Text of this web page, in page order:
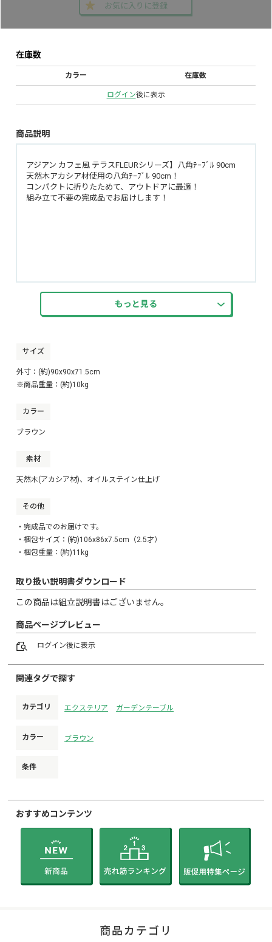
お気に入りに登録
在庫数
カラー 在庫数
ログイン後に表示
商品説明
アジアン カフェ風 テラスFLEURシリーズ】八角ﾃｰﾌﾞﾙ 90cm
天然木アカシア材使用の八角ﾃｰﾌﾞﾙ 90cm！
コンパクトに折りたためて、アウトドアに最適！
組み立て不要の完成品でお届けします！
もっと見る
サイズ
外寸：(約)90x90x71.5cm
※商品重量：(約)10kg
カラー
ブラウン
素材
天然木(アカシア材)、オイルステイン仕上げ
その他
・完成品でのお届けです。
・梱包サイズ：(約)106x86x7.5cm（2.5才）
・梱包重量：(約)11kg
取り扱い説明書ダウンロード
この商品は組立説明書はございません。
商品ページプレビュー
ログイン後に表示
関連タグで探す
カテゴリ エクステリア ガーデンテーブル
カラー ブラウン
条件
おすすめコンテンツ
商品カテゴリ